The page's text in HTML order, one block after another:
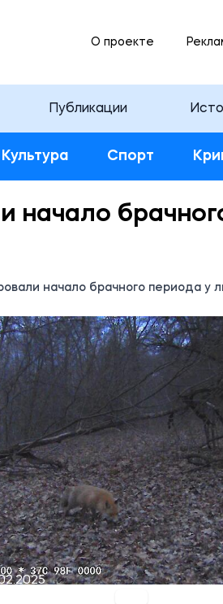
О проекте
Публикации
Культура Спорт
начало
начало брачного периода у